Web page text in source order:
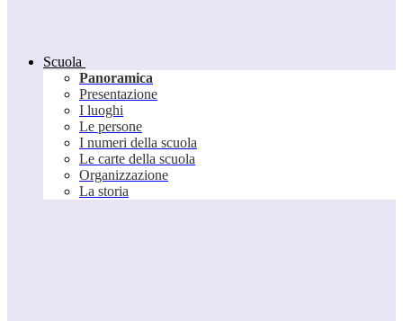
Scuola
Panoramica
Presentazione
I luoghi
Le persone
I numeri della scuola
Le carte della scuola
Organizzazione
La storia